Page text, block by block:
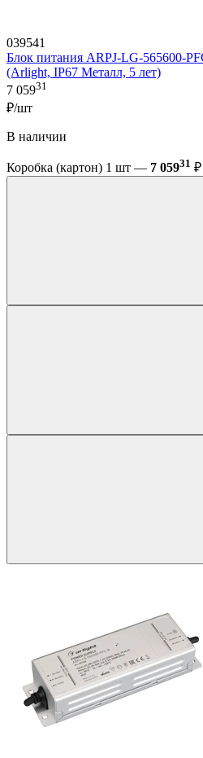
039541
Блок питания ARPJ-LG-565600-
(Arlight, IP67 Металл, 5 лет)
7 05931
₽/шт
В наличии
Коробка (картон) 1 шт — 7 05931 ₽